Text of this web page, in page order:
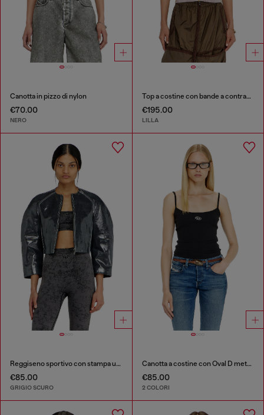
Canotta in pizzo di nylon
€70.00
NERO
Top a costine con bande a contrasto
€195.00
LILLA
Reggiseno sportivo con stampa utility
€85.00
GRIGIO SCURO
Canotta a costine con Oval D metallizzato
€85.00
2 COLORI